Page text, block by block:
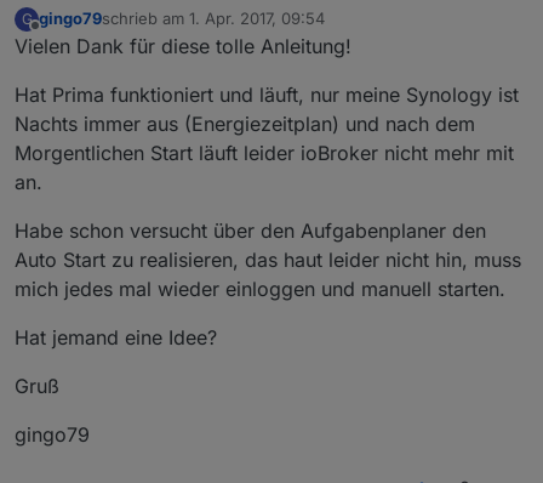
G
Offline
gingo79schrieb am 1. Apr. 2017, 09:54
zuletzt editiert von
Vielen Dank für diese tolle Anleitung!
Hat Prima funktioniert und läuft, nur meine Synology ist
Nachts immer aus (Energiezeitplan) und nach dem
Morgentlichen Start läuft leider ioBroker nicht mehr mit
an.
Habe schon versucht über den Aufgabenplaner den
Auto Start zu realisieren, das haut leider nicht hin, muss
mich jedes mal wieder einloggen und manuell starten.
Hat jemand eine Idee?
Gruß
gingo79